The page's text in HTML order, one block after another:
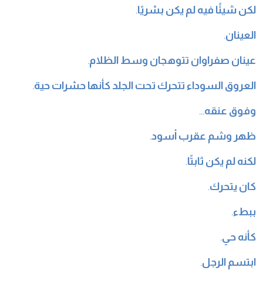
لكن شيئًا فيه لم يكن بشريًا.
العينان.
عينان صفراوان تتوهجان وسط الظلام.
العروق السوداء تتحرك تحت الجلد كأنها حشرات حية.
وفوق عنقه…
ظهر وشم عقرب أسود.
لكنه لم يكن ثابتًا.
كان يتحرك.
ببطء.
كأنه حي.
ابتسم الرجل.